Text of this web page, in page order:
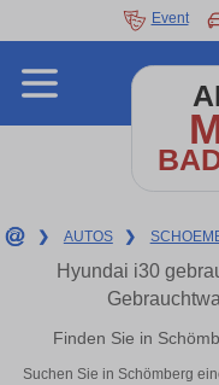
Event
❯ AUTOS ❯
Hyundai i30
Finden Sie in
Suchen Sie in Schömberg